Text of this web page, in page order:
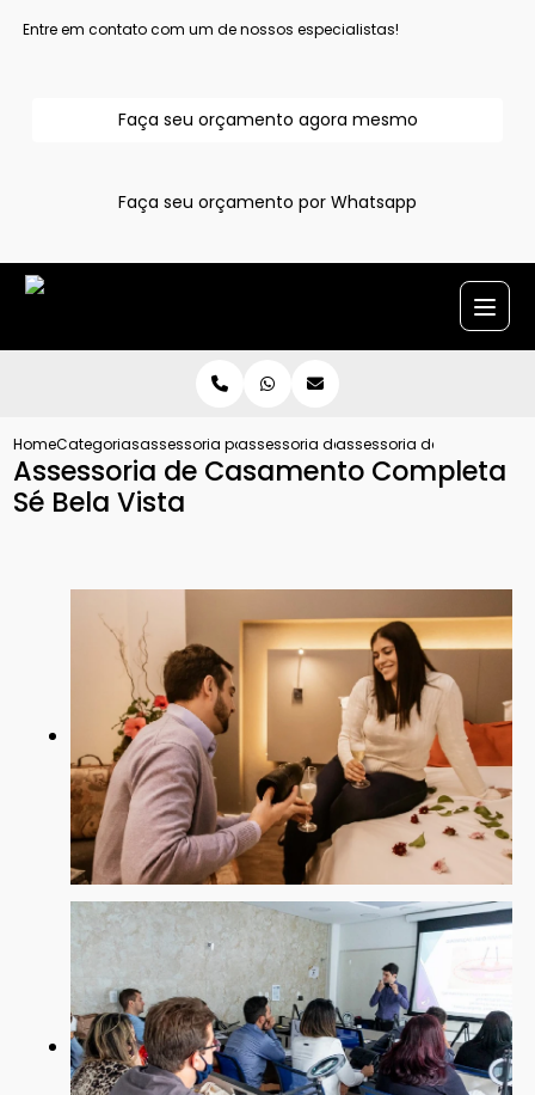
Entre em contato com um de nossos especialistas!
Faça seu orçamento agora mesmo
Faça seu orçamento por Whatsapp
HomeCategoriasassessoria para casamentos
assessoria de casamento completa
assessoria de
Assessoria de Casamento Completa
Sé Bela Vista